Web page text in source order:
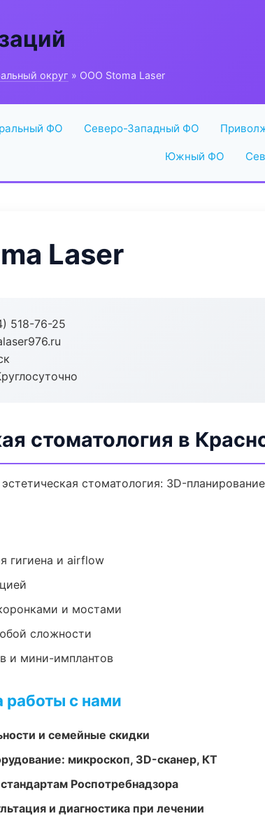
округ » ООО Stoma Laser
ФО Северо-Западный ФО
Южный ФО
Laser
518-76-25
стоматология в
стоматология: 3D-
гигиена и airflow
и мостами
сложности
и мини-имплантов
с нами
и семейные скидки
микроскоп, 3D-сканер, КТ
Роспотребнадзора
и диагностика при лечении